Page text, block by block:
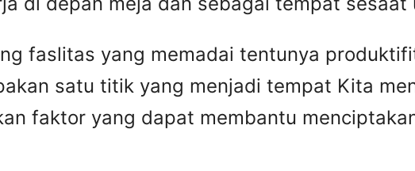
faslitas yang memadai tentunya
satu titik yang menjadi tempat Kita
faktor yang dapat membantu